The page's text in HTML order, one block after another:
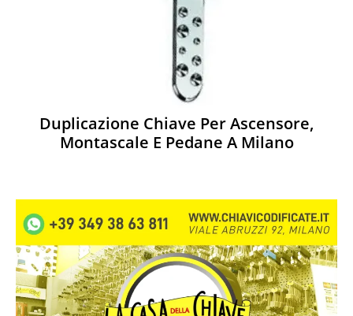
Duplicazione Chiave Per Ascensore,
Montascale E Pedane A Milano